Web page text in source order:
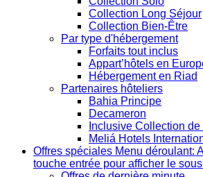
Collection Long Séjour
Collection Bien-Être
Par type d'hébergement
Forfaits tout inclus
Appart’hôtels en
Hébergement en Riad
Partenaires hôteliers
Bahia Principe
Decameron
Inclusive Collection de
Meliá Hotels
Offres spéciales Menu déroulant:
touche entrée pour afficher le